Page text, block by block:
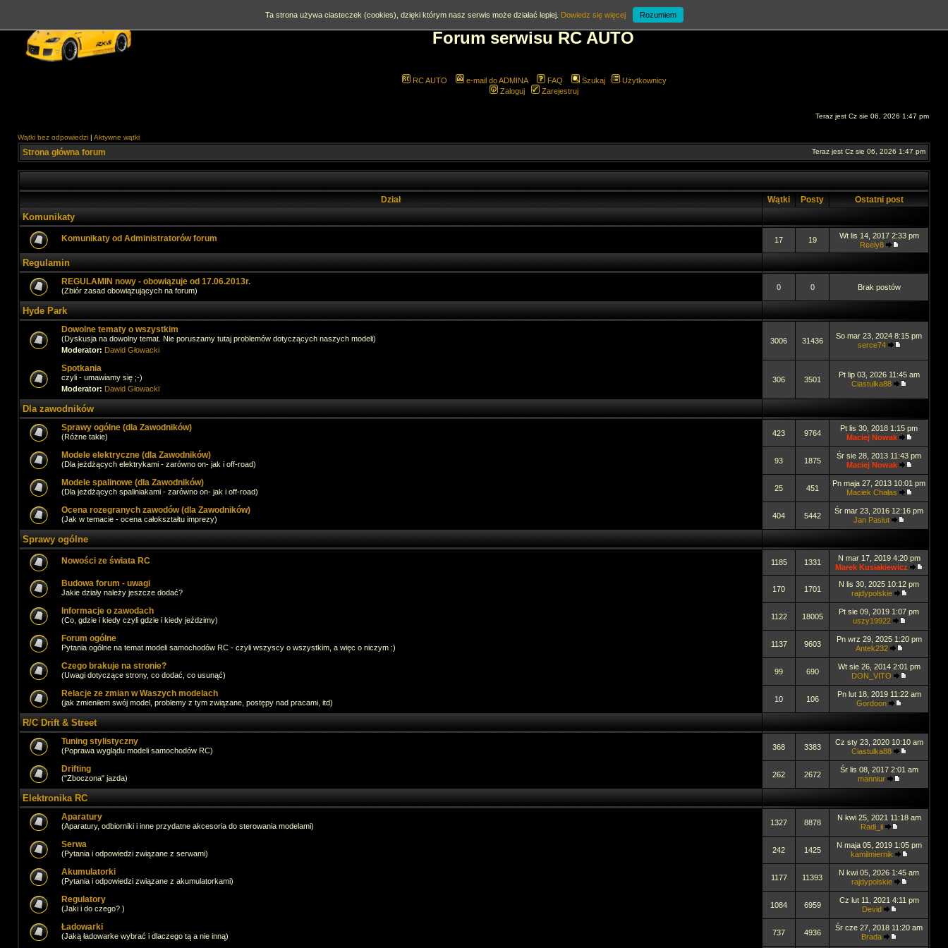
Forum serwisu RC AUTO
RC AUTO e-mail do ADMINA FAQ Szukaj
Użytkownicy
Zaloguj
Zarejestruj
Teraz jest Cz sie 06, 2026 1:47 pm
Wątki bez odpowiedzi | Aktywne wątki
Strona główna forum Teraz jest Cz sie 06, 2026 1:47 pm
Dział Wątki Posty Ostatni post
Komunikaty
Komunikaty od Administratorów forum 17 19
Wt lis 14, 2017 2:33 pm
Reely8
Regulamin
REGULAMIN nowy - obowiązuje od 17.06.2013r.
(Zbiór zasad obowiązujących na forum) 0 0 Brak postów
Hyde Park
Dowolne tematy o wszystkim
(Dyskusja na dowolny temat. Nie poruszamy tutaj problemów dotyczących naszych modeli)
Moderator: Dawid Głowacki
3006 31436
So mar 23, 2024 8:15 pm
serce74
Spotkania
czyli - umawiamy się ;-)
Moderator: Dawid Głowacki
306 3501
Pt lip 03, 2026 11:45 am
Ciastulka88
Dla zawodników
Sprawy ogólne (dla Zawodników)
(Różne takie) 423 9764
Pt lis 30, 2018 1:15 pm
Maciej Nowak
Modele elektryczne (dla Zawodników)
(Dla jeżdżących elektrykami - zarówno on- jak i off-road) 93 1875
Śr sie 28, 2013 11:43 pm
Maciej Nowak
Modele spalinowe (dla Zawodników)
(Dla jeżdżących spaliniakami - zarówno on- jak i off-road) 25 451
Pn maja 27, 2013 10:01 pm
Maciek Chałas
Ocena rozegranych zawodów (dla Zawodników)
(Jak w temacie - ocena całokształtu imprezy) 404 5442
Śr mar 23, 2016 12:16 pm
Jan Pasiut
Sprawy ogólne
Nowości ze świata RC 1185 1331
N mar 17, 2019 4:20 pm
Marek Kusiakiewicz
Budowa forum - uwagi
Jakie działy należy jeszcze dodać? 170 1701
N lis 30, 2025 10:12 pm
rajdypolskie
Informacje o zawodach
(Co, gdzie i kiedy czyli gdzie i kiedy jeździmy) 1122 18005
Pt sie 09, 2019 1:07 pm
uszy19922
Forum ogólne
Pytania ogólne na temat modeli samochodów RC - czyli wszyscy o wszystkim, a więc o niczym :) 1137 9603
Pn wrz 29, 2025 1:20 pm
Antek232
Czego brakuje na stronie?
(Uwagi dotyczące strony, co dodać, co usunąć) 99 690
Wt sie 26, 2014 2:01 pm
DON_VITO
Relacje ze zmian w Waszych modelach
(jak zmieniłem swój model, problemy z tym związane, postępy nad pracami, itd) 10 106
Pn lut 18, 2019 11:22 am
Gordoon
R/C Drift & Street
Tuning stylistyczny
(Poprawa wyglądu modeli samochodów RC) 368 3383
Cz sty 23, 2020 10:10 am
Ciastulka88
Drifting
("Zboczona" jazda) 262 2672
Śr lis 08, 2017 2:01 am
manniur
Elektronika RC
Aparatury
(Aparatury, odbiorniki i inne przydatne akcesoria do sterowania modelami) 1327 8878
N kwi 25, 2021 11:18 am
Radi_ii
Serwa
(Pytania i odpowiedzi związane z serwami) 242 1425
N maja 05, 2019 1:05 pm
kamilmiernik
Akumulatorki
(Pytania i odpowiedzi związane z akumulatorkami) 1177 11393
N kwi 05, 2026 1:45 am
rajdypolskie
Regulatory
(Jaki i do czego? ) 1084 6959
Cz lut 11, 2021 4:11 pm
Devid
Ładowarki
(Jaką ładowarke wybrać i dlaczego tą a nie inną) 737 4936
Śr cze 27, 2018 11:20 am
Brada
Ta strona używa ciasteczek (cookies), dzięki którym nasz serwis może działać lepiej. Dowiedz się więcej Rozumiem